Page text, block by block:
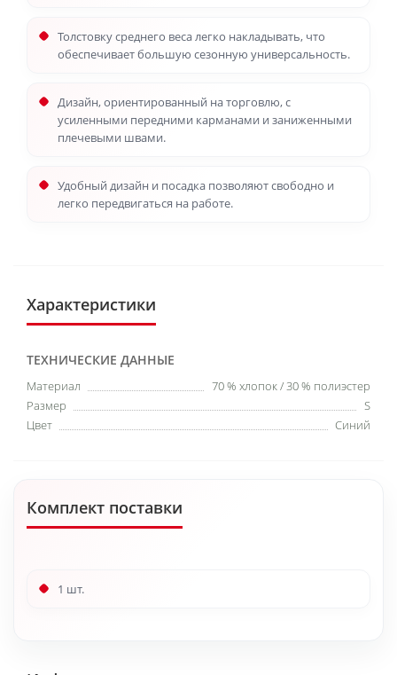
Толстовку среднего веса легко накладывать, что
обеспечивает большую сезонную универсальность.
Дизайн, ориентированный на торговлю, с
усиленными передними карманами и заниженными
плечевыми швами.
Удобный дизайн и посадка позволяют свободно и
легко передвигаться на работе.
Характеристики
ТЕХНИЧЕСКИЕ ДАННЫЕ
Материал
70 % хлопок / 30 % полиэстер
Размер
S
Цвет
Синий
Комплект поставки
1 шт.